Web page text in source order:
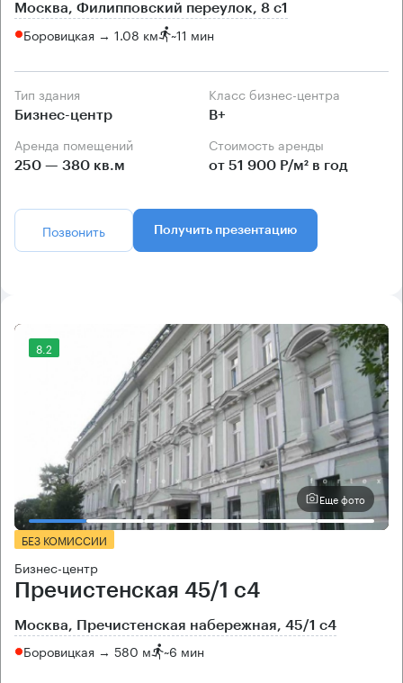
Москва, Филипповский переулок, 8 с1
Боровицкая → 1.08 км ~11 мин
Тип здания
Бизнес-центр
Класс бизнес-центра
B+
Аренда помещений
250 — 380 кв.м
Стоимость аренды
от 51 900 Р/м² в год
Позвонить Получить презентацию
8.2
Еще фото
БЕЗ КОМИССИИ
Бизнес-центр
Пречистенская 45/1 с4
Москва, Пречистенская набережная, 45/1 с4
Боровицкая → 580 м ~6 мин